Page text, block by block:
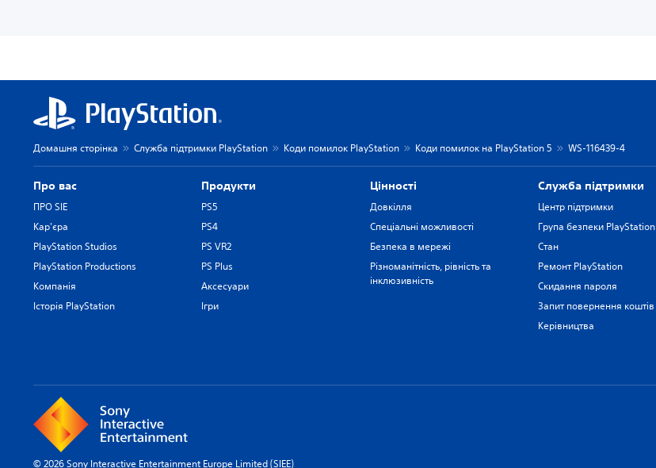
Домашня сторінка Служба підтримки PlayStation Коди помилок PlayStation Коди помилок на PlayStation 5 WS-116439-4
Про вас
ПРО SIE
Кар'єра
PlayStation Studios
PlayStation Productions
Компанія
Історія PlayStation
Продукти
PS5
PS4
PS VR2
PS Plus
Аксесуари
Ігри
Цiнностi
Довкілля
Спеціальні можливості
Безпека в мережі
Різноманітність, рівність та
інклюзивність
Служба підтримки
Центр підтримки
Група безпеки PlayStation
Стан
Ремонт PlayStation
Скидання пароля
Запит повернення коштів
Керівництва
© 2026 Sony Interactive Entertainment Europe Limited (SIEE)